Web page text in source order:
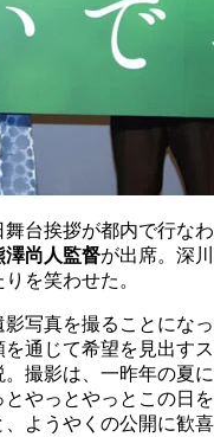
舞台挨拶が都内で行なわ
澤尚人監督が出席。深川
を笑わせた。
影写真を撮ることになっ
通じて希望を見出すス
撮影は、一昨年の夏に
やっとやっとこの日を
ようやくの公開に歓喜